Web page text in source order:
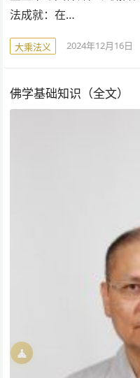
法成就：在…
大乘法义 2024年12月16日
佛学基础知识（全文）
🧘